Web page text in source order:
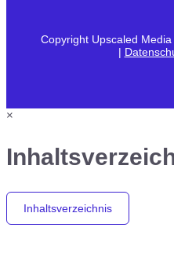
Copyright Upscaled
|
×
Inhaltsverzeichnis